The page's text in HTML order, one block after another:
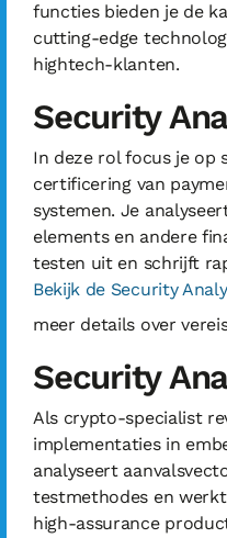
functies bieden je de
cutting-edge
hightech-klanten.
Security
In deze rol focus je op
certificering van
systemen. Je
elements en andere
testen uit en schrijft
Bekijk de Security
meer details over
Security
Als crypto-specialist
implementaties in
analyseert
testmethodes en
high-assurance